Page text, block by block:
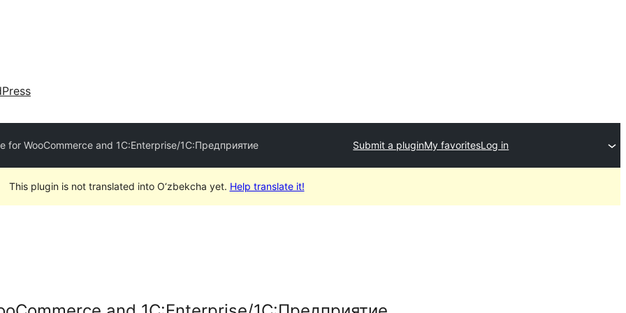
for WooCommerce and 1C:Enterprise/1С:Предприятие Submit a pluginMy favoritesLog in
This plugin is not translated into O‘zbekcha yet. Help translate it!